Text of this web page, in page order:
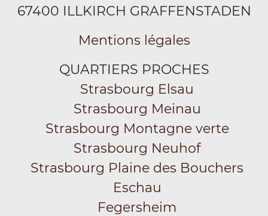
67400 ILLKIRCH GRAFFENSTADEN
Mentions légales
QUARTIERS PROCHES
Strasbourg Elsau
Strasbourg Meinau
Strasbourg Montagne verte
Strasbourg Neuhof
Strasbourg Plaine des Bouchers
Eschau
Fegersheim